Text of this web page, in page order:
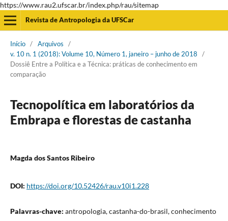
https://www.rau2.ufscar.br/index.php/rau/sitemap
Revista de Antropologia da UFSCar
Início / Arquivos
/
v. 10 n. 1 (2018): Volume 10, Número 1, janeiro – junho de 2018
/
Dossiê Entre a Política e a Técnica: práticas de conhecimento em
comparação
Tecnopolítica em laboratórios da
Embrapa e florestas de castanha
Magda dos Santos Ribeiro
DOI: https://doi.org/10.52426/rau.v10i1.228
Palavras-chave: antropologia, castanha-do-brasil, conhecimento